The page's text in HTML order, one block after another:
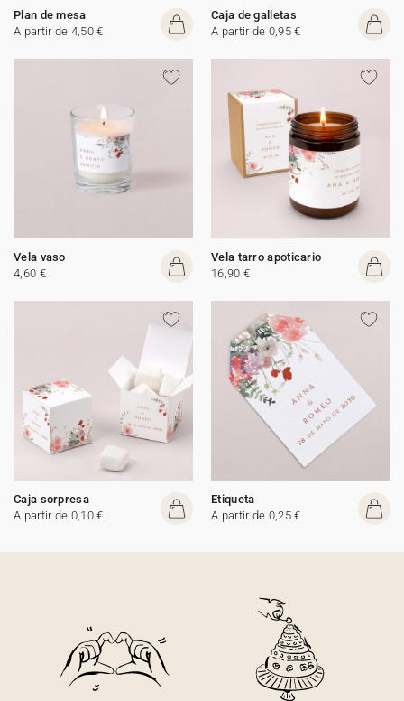
Plan de mesa
A partir de 4,50 €
Caja de galletas
A partir de 0,95 €
Vela vaso
4,60 €
Vela tarro apoticario
16,90 €
Caja sorpresa
A partir de 0,10 €
Etiqueta
A partir de 0,25 €